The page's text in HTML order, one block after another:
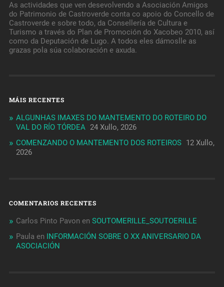
As actividades que ven desevolvendo a Asociación Amigos
do Patrimonio de Castroverde conta co apoio do Concello de
Castroverde e sobre todo, da Consellería de Cultura e
Turismo a través do Plan de Promoción do Xacobeo 2010, así
como da Deputación de Lugo. A todos eles dámoslle as
grazas pola súa colaboración e axuda.
MÁIS RECENTES
ALGUNHAS IMAXES DO MANTEMENTO DO ROTEIRO DO
VAL DO RÍO TÓRDEA 24 Xullo, 2026
COMENZANDO O MANTEMENTO DOS ROTEIROS 12 Xullo,
2026
COMENTARIOS RECENTES
Carlos Pinto Pavon en SOUTOMERILLE_SOUTOERILLE
Paula en INFORMACIÓN SOBRE O XX ANIVERSARIO DA
ASOCIACIÓN